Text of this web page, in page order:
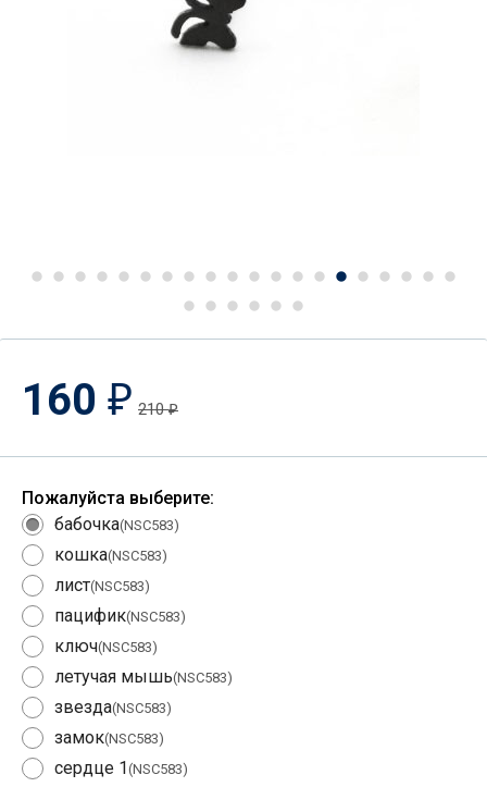
160 ₽ 210₽
Пожалуйста выберите:
бабочка(NSC583)
кошка(NSC583)
лист(NSC583)
пацифик(NSC583)
ключ(NSC583)
летучая мышь(NSC583)
звезда(NSC583)
замок(NSC583)
сердце 1(NSC583)